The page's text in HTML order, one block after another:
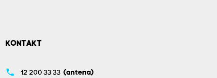
KONTAKT
phone 12 200 33 33 (antena)